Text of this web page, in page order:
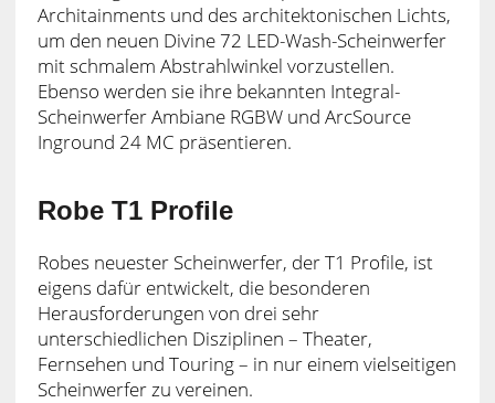
Architainments und des architektonischen Lichts,
um den neuen Divine 72 LED-Wash-Scheinwerfer
mit schmalem Abstrahlwinkel vorzustellen.
Ebenso werden sie ihre bekannten Integral-
Scheinwerfer Ambiane RGBW und ArcSource
Inground 24 MC präsentieren.
Robe T1 Profile
Robes neuester Scheinwerfer, der T1 Profile, ist
eigens dafür entwickelt, die besonderen
Herausforderungen von drei sehr
unterschiedlichen Disziplinen – Theater,
Fernsehen und Touring – in nur einem vielseitigen
Scheinwerfer zu vereinen.